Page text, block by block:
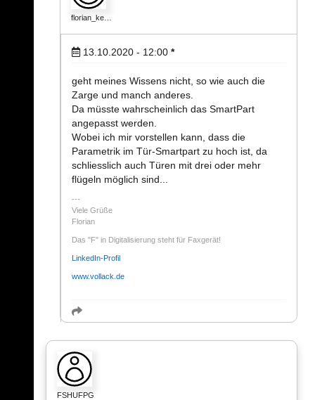
florian_ke…
13.10.2020 - 12:00 *
geht meines Wissens nicht, so wie auch die
Zarge und manch anderes.
Da müsste wahrscheinlich das SmartPart
angepasst werden.
Wobei ich mir vorstellen kann, dass die
Parametrik im Tür-Smartpart zu hoch ist, da
schliesslich auch Türen mit drei oder mehr
flügeln möglich sind...
Viele Grüße
Florian
Das "F" in Digitalisierung steht für Faxgerät!
LinkedIn-Profil
www.vollack.de
FSHUFPG